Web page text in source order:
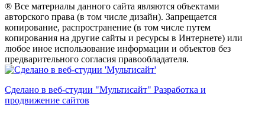
® Все материалы данного сайта являются объектами
авторского права (в том числе дизайн). Запрещается
копирование, распространение (в том числе путем
копирования на другие сайты и ресурсы в Интернете) или
любое иное использование информации и объектов без
предварительного согласия правообладателя.
Сделано в веб-студии "Мультисайт" Разработка и
продвижение сайтов